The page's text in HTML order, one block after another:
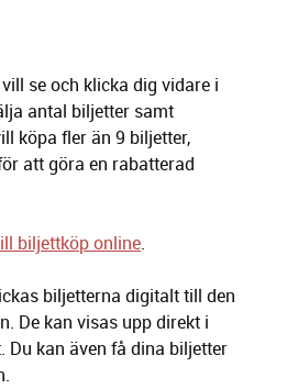
se och klicka dig vidare i
antal biljetter samt
köpa fler än 9 biljetter,
att göra en rabatterad
biljettköp online.
biljetterna digitalt till den
De kan visas upp direkt i
Du kan även få dina biljetter